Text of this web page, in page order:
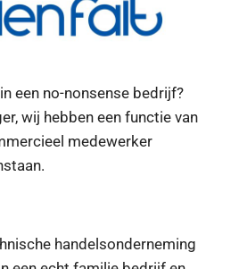
een no-nonsense bedrijf?
wij hebben een functie van
medewerker
handelsonderneming